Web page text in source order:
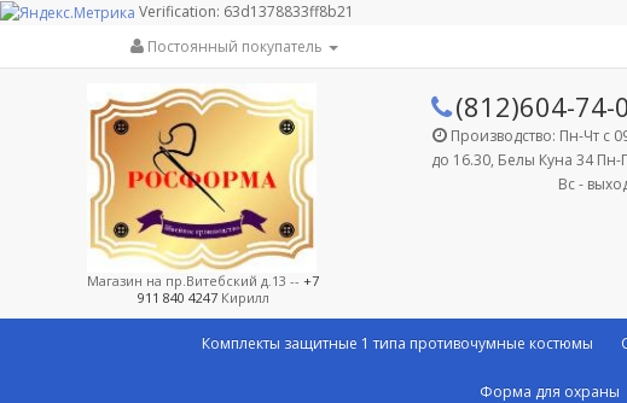
Verification: 63d1378833ff8b21
Постоянный покупатель
Магазин на пр.Витебский д.13 -- +7
911 840 4247Кирилл
(812)604-74-
Производство: Пн-Чт с
до 16.30, Белы Куна 34 Пн-
Вс -
Комплекты защитные 1 типа противочумные костюмы
Форма для охраны